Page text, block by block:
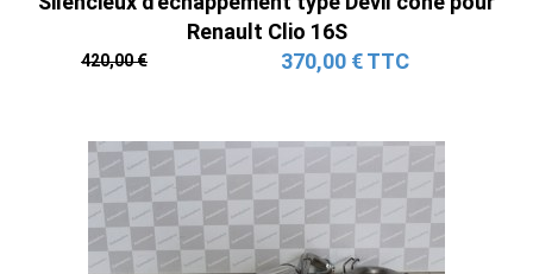
Renault Clio 16S
420,00 € 370,00 € TTC